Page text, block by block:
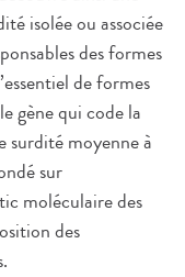
isolée ou associée
des formes
de formes
gène qui code la
surdité moyenne à
sur
moléculaire des
des